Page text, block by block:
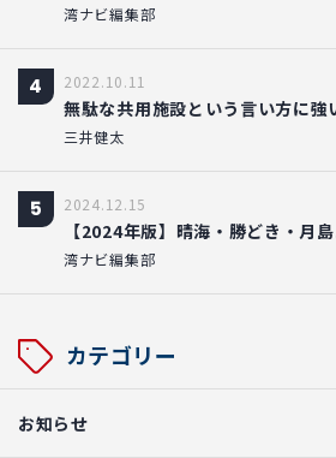
湾ナビ編集部
4 2022.10.11
無駄な共用施設という言い方に強
三井健太
5 2024.12.15
【2024年版】晴海・勝どき・月
湾ナビ編集部
カテゴリー
お知らせ